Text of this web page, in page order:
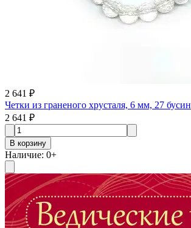
2 641 ₽
Четки из граненого хрусталя, 6 мм, 27 бусин
2 641 ₽
В корзину
Наличие: 0+